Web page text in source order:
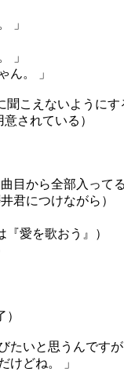
」
」
ん。 」
聞こえないように
されている）
目から全部入って
君につけながら）
『愛を歌おう』）
たいと思うんです
けどね。 」